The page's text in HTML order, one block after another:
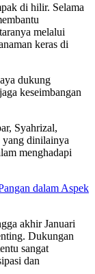
di hilir. Selama
melalui
keras di
dukung
keseimbangan
Syahrizal,
dinilainya
menghadapi
dalam Aspek
akhir Januari
Dukungan
sangat
dan